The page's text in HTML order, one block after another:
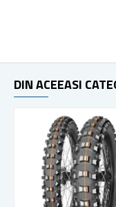
DIN ACEEASI